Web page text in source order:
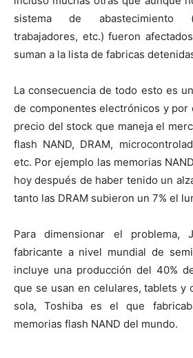
sistema de abastecimiento
trabajadores, etc.) fueron
suman a la lista de fabricas
La consecuencia de todo esto es
de componentes electrónicos y por
precio del stock que maneja el
flash NAND, DRAM,
etc. Por ejemplo las memorias
hoy después de haber tenido un
tanto las DRAM subieron un 7% el
Para dimensionar el problema,
fabricante a nivel mundial de
incluye una producción del 40%
que se usan en celulares, tablets y
sola, Toshiba es el que
memorias flash NAND del mundo.